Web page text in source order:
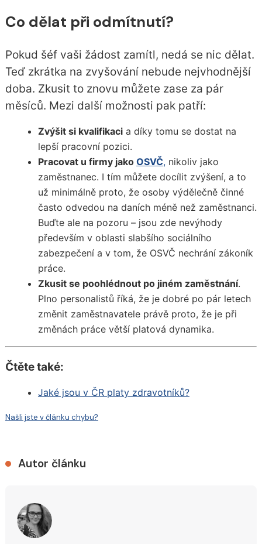
Co dělat při odmítnutí?
Pokud šéf vaši žádost zamítl, nedá se nic dělat.
Teď zkrátka na zvyšování nebude nejvhodnější
doba. Zkusit to znovu můžete zase za pár
měsíců. Mezi další možnosti pak patří:
Zvýšit si kvalifikacia díky tomu se dostat na
lepší pracovní pozici.
Pracovat u firmy jako OSVČ, nikoliv jako
zaměstnanec. I tím můžete docílit zvýšení, a to
už minimálně proto, že osoby výdělečně činné
často odvedou na daních méně než zaměstnanci.
Buďte ale na pozoru – jsou zde nevýhody
především v oblasti slabšího sociálního
zabezpečení a v tom, že OSVČ nechrání zákoník
práce.
Zkusit se poohlédnout po jiném zaměstnání.
Plno personalistů říká, že je dobré po pár letech
změnit zaměstnavatele právě proto, že je při
změnách práce větší platová dynamika.
Čtěte také:
Jaké jsou v ČR platy zdravotníků?
Našli jste v článku chybu?
Autor článku